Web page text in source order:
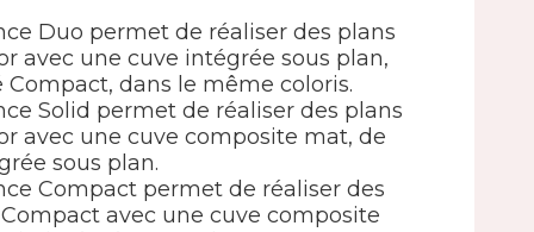
Duo permet de réaliser des plans
avec une cuve intégrée sous plan,
dans le même coloris.
Solid permet de réaliser des plans
avec une cuve composite mat, de
sous plan.
Compact permet de réaliser des
avec une cuve composite